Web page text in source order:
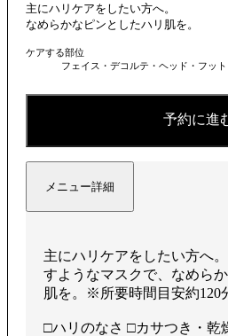
主にハリケアをしたい方へ。
なめらかなピンとしたハリ肌を。
ケアする部位
フェイス・デコルテ・ヘッド・フット
予約に進
メニュー詳細
主にハリケアをしたい方へ
すようなマスクで、なめら
肌を。※所要時間目安約120
□ハリのなさ □カサつき・乾